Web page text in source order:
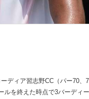
ディア習志野CC（パー70、
ルを終えた時点で3バーディ